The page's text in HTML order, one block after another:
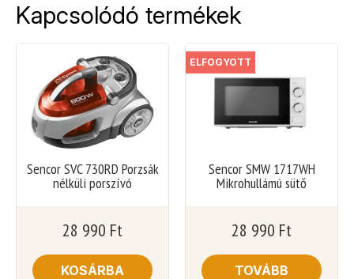
Kapcsolódó termékek
Sencor SVC 730RD Porzsák
nélküli porszívó
28 990 Ft
KOSÁRBA
ELFOGYOTT
Sencor SMW 1717WH
Mikrohullámú sütő
28 990 Ft
TOVÁBB